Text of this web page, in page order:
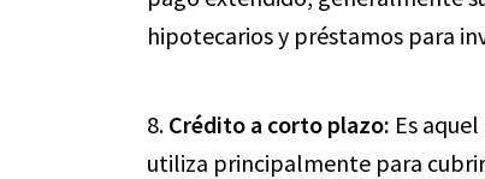
hipotecarios y préstamos para
8. Crédito a corto plazo: Es
utiliza principalmente para